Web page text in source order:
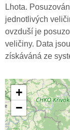
Lhota.
jednotlivých
ovzduší je
veličiny. Data
získáváná ze
+
−